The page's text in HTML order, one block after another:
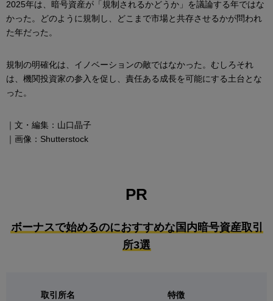
2025年は、暗号資産が「規制されるかどうか」を議論する年ではな
かった。どのように規制し、どこまで市場と共存させるかが問われ
た年だった。
規制の明確化は、イノベーションの敵ではなかった。むしろそれ
は、機関投資家の参入を促し、責任ある成長を可能にする土台とな
った。
｜文・編集：山口晶子
｜画像：Shutterstock
PR
ボーナスで始めるのにおすすめな国内暗号資産取引
所3選
取引所名 特徴